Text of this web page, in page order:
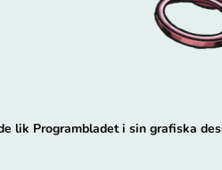
lik Programbladet i sin grafiska